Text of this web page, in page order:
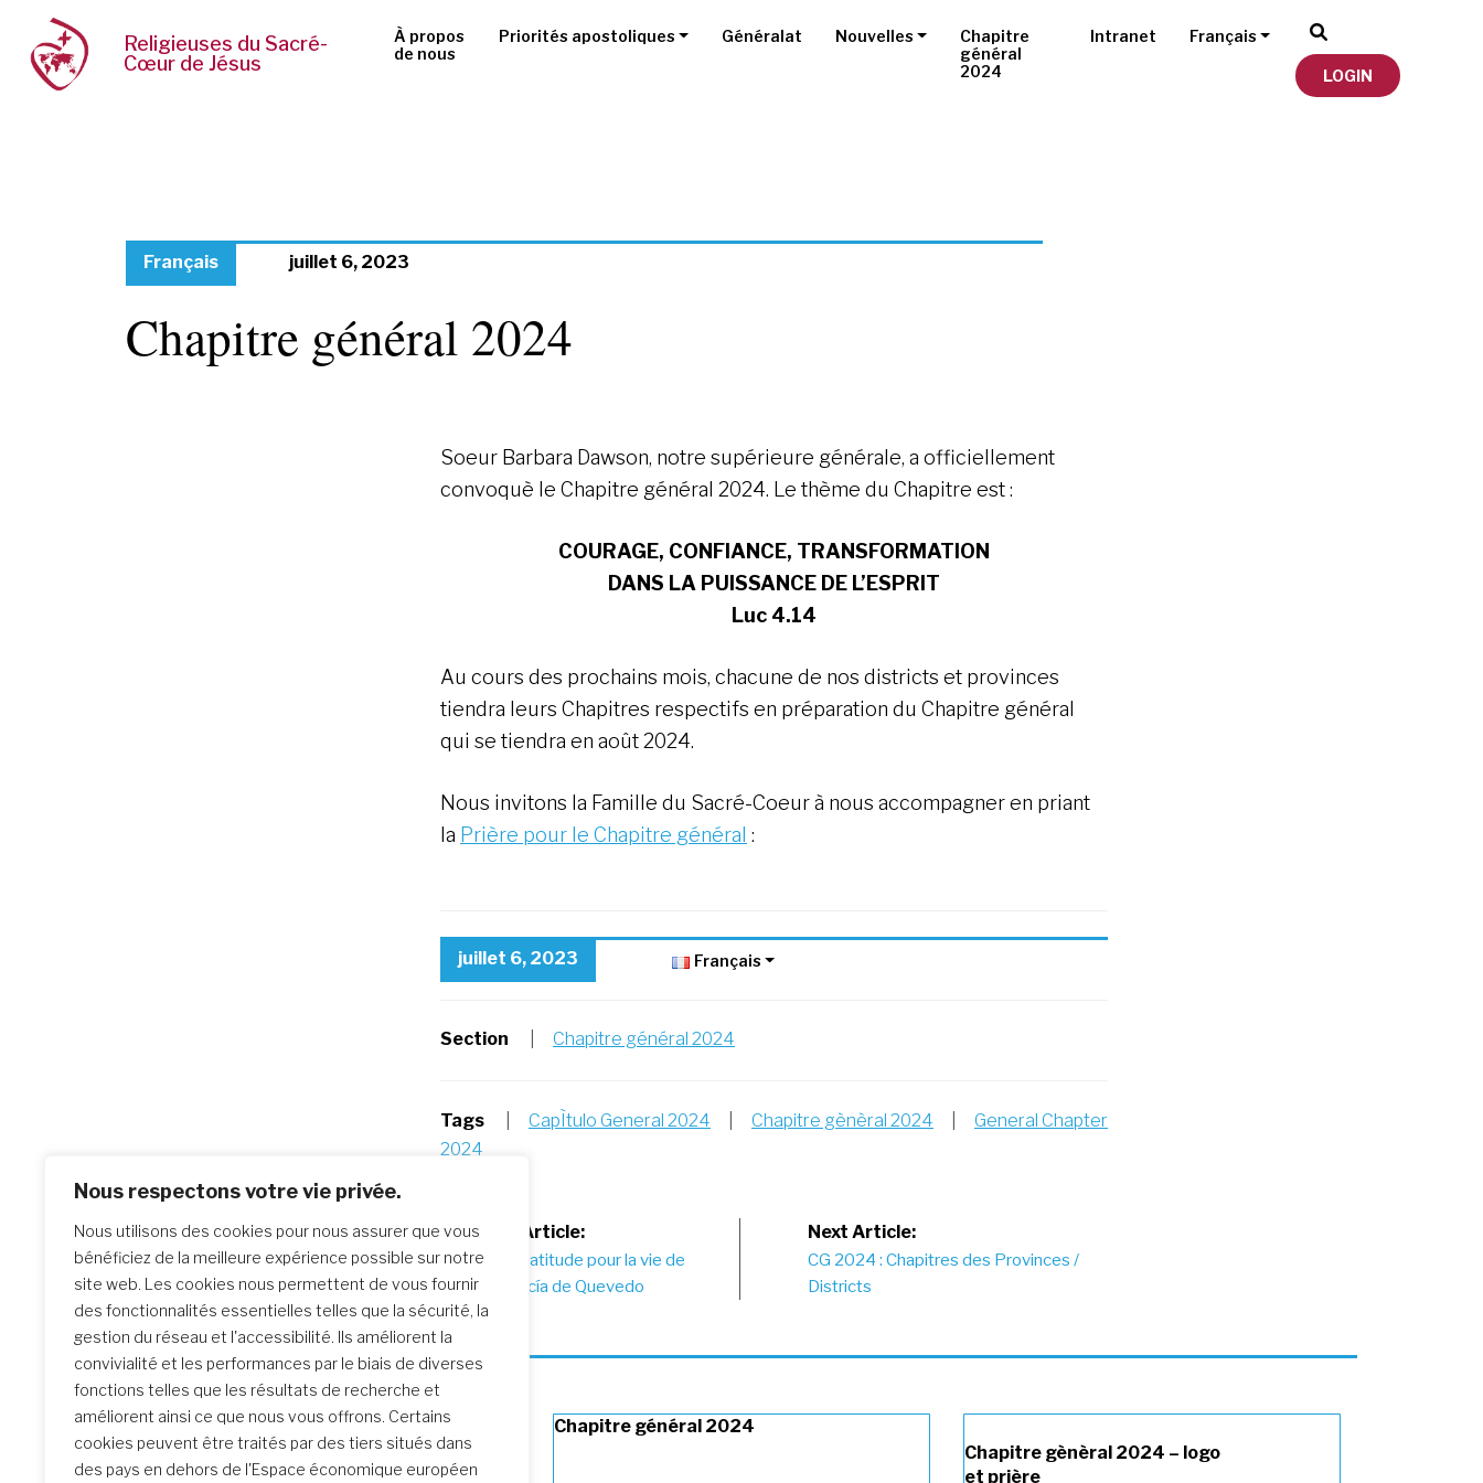
Nous respectons votre vie privée.
Nous utilisons des cookies pour nous assurer que vous
bénéficiez de la meilleure expérience possible sur notre
site web. Les cookies nous permettent de vous fournir
des fonctionnalités essentielles telles que la sécurité, la
gestion du réseau et l'accessibilité. Ils améliorent la
convivialité et les performances par le biais de diverses
fonctions telles que les résultats de recherche et
améliorent ainsi ce que nous vous offrons. Certains
cookies peuvent être traités par des tiers situés dans
des pays en dehors de l'Espace économique européen
Religieuses du Sacré-
Cœur de Jésus
À propos
de nous
Priorités apostoliques Généralat Nouvelles
Chapitre
général
2024
Intranet Français
LOGIN
Français juillet 6, 2023
Chapitre général 2024
Soeur Barbara Dawson, notre supérieure générale, a officiellement
convoquè le Chapitre général 2024. Le thème du Chapitre est :
COURAGE, CONFIANCE, TRANSFORMATION
DANS LA PUISSANCE DE L’ESPRIT
Luc 4.14
Au cours des prochains mois, chacune de nos districts et provinces
tiendra leurs Chapitres respectifs en préparation du Chapitre général
qui se tiendra en août 2024.
Nous invitons la Famille du Sacré-Coeur à nous accompagner en priant
la Prière pour le Chapitre général :
juillet 6, 2023 Français
Section Chapitre général 2024
Tags CapÌtulo General 2024 Chapitre gènèral 2024
General Chapter
2024
Post
navigation
Previous Article:
Prière de gratitude pour la vie de
Patricia García de Quevedo
Next Article:
CG 2024 : Chapitres des Provinces /
Districts
Similar Posts
CG 2024 : Chapitres des
Provinces / Districts
Chapitre général 2024
Chapitre gènèral 2024 – logo
et prière